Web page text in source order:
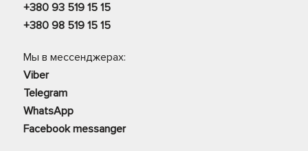
+380 93 519 15 15
+380 98 519 15 15
Мы в мессенджерах:
Viber
Telegram
WhatsApp
Facebook messanger